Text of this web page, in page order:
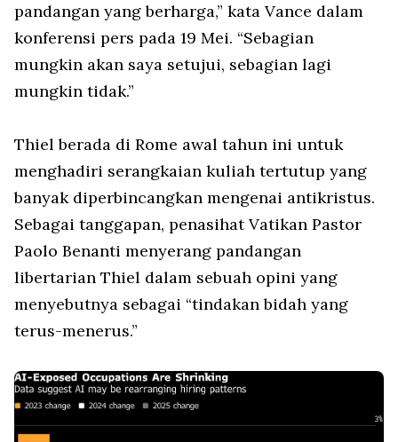
pandangan yang berharga,” kata Vance dalam
konferensi pers pada 19 Mei. “Sebagian
mungkin akan saya setujui, sebagian lagi
mungkin tidak.”
Thiel berada di Rome awal tahun ini untuk
menghadiri serangkaian kuliah tertutup yang
banyak diperbincangkan mengenai antikristus.
Sebagai tanggapan, penasihat Vatikan Pastor
Paolo Benanti menyerang pandangan
libertarian Thiel dalam sebuah opini yang
menyebutnya sebagai “tindakan bidah yang
terus-menerus.”